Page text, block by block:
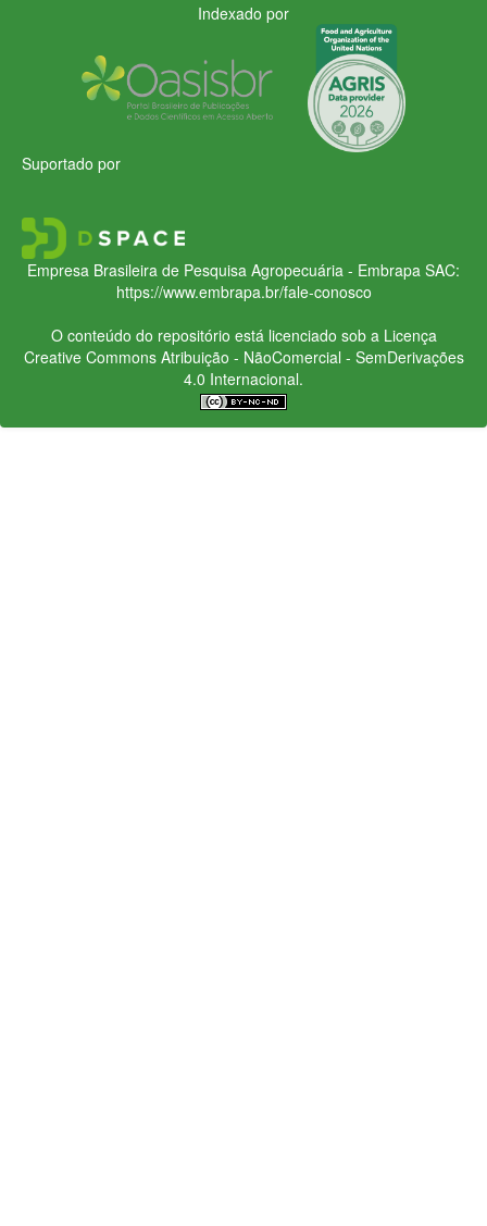
Indexado por
Suportado por
Empresa Brasileira de Pesquisa Agropecuária - Embrapa SAC:
https://www.embrapa.br/fale-conosco
O conteúdo do repositório está licenciado sob a Licença
Creative CommonsAtribuição - NãoComercial - SemDerivações
4.0 Internacional.